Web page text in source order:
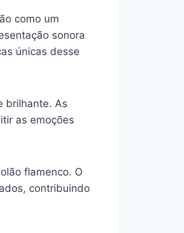
como um
sonora
únicas desse
brilhante. As
as emoções
flamenco. O
contribuindo